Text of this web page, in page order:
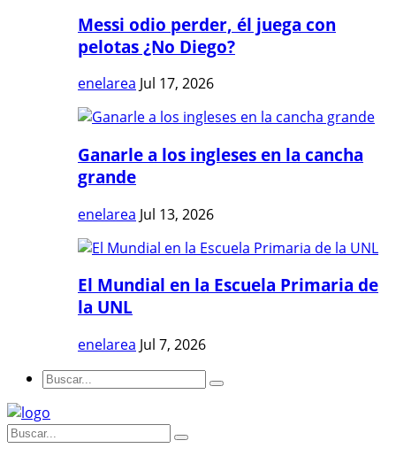
Messi odio perder, él juega con
pelotas ¿No Diego?
enelarea Jul 17, 2026
Ganarle a los ingleses en la cancha
grande
enelarea Jul 13, 2026
El Mundial en la Escuela Primaria de
la UNL
enelarea Jul 7, 2026